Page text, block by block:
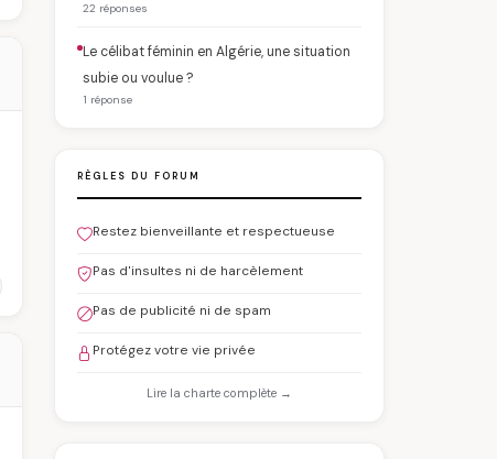
22 réponses
Le célibat féminin en Algérie, une situation
subie ou voulue ?
1 réponse
RÈGLES DU FORUM
Restez bienveillante et respectueuse
Pas d'insultes ni de harcèlement
Pas de publicité ni de spam
Protégez votre vie privée
Lire la charte complète →